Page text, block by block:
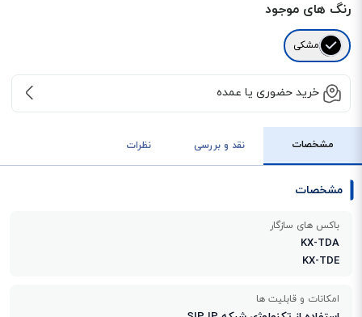
رنگ های موجود
مشکی
خرید حضوری یا عمده
مشخصات نقد و بررسی نظرات
مشخصات
باکس های سازگار
KX-TDA
KX-TDE
امکانات و قابلیت ها